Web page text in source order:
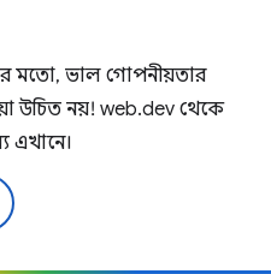
মতো, ভাল গোপনীয়তার
উচিত নয়! web.dev থেকে
এখানে।